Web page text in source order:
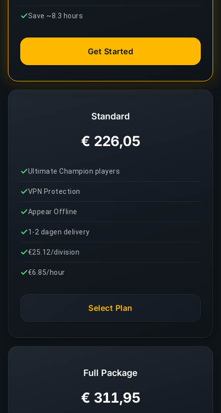
Standard
€ 226,05
Ultimate Champion players
VPN Protection
Appear Offline
1-2 dagen delivery
€25.12/division
€6.85/hour
Select Plan
Save ~8.3 hours
Get Started
Full Package
€ 311,95